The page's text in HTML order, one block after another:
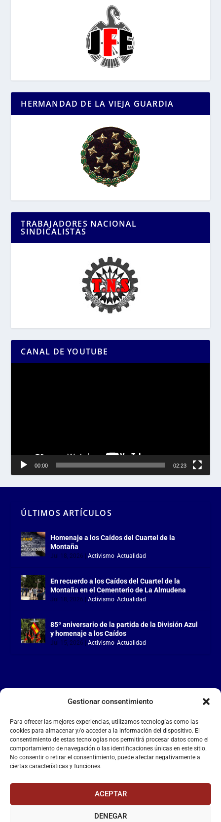
Gestionar consentimiento
Para ofrecer las mejores experiencias, utilizamos tecnologías como las
cookies para almacenar y/o acceder a la información del dispositivo. El
consentimiento de estas tecnologías nos permitirá procesar datos como el
comportamiento de navegación o las identificaciones únicas en este sitio.
No consentir o retirar el consentimiento, puede afectar negativamente a
ciertas características y funciones.
ACEPTAR
DENEGAR
HERMANDAD DE LA VIEJA GUARDIA
TRABAJADORES NACIONAL
SINDICALISTAS
CANAL DE YOUTUBE
00:00 02:23
ÚLTIMOS ARTÍCULOS
Homenaje a los Caídos del Cuartel de la
Montaña
Jul 18, 2026 |Activismo ,Actualidad
En recuerdo a los Caídos del Cuartel de la
Montaña en el Cementerio de La Almudena
Jul 18, 2026 |Activismo ,Actualidad
85º aniversario de la partida de la División Azul
y homenaje a los Caídos
Jul 15, 2026 |Activismo ,Actualidad
LA FALANGE
Reproductor
de
vídeo